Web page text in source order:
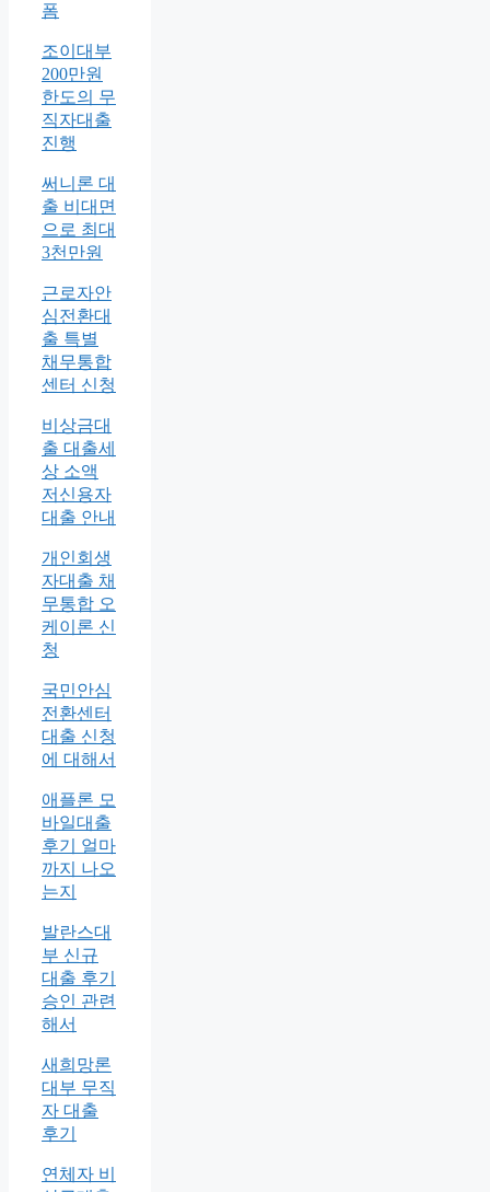
폼
조이대부
200만원
한도의 무
직자대출
진행
써니론 대
출 비대면
으로 최대
3천만원
근로자안
심전환대
출 특별
채무통합
센터 신청
비상금대
출 대출세
상 소액
저신용자
대출 안내
개인회생
자대출 채
무통합 오
케이론 신
청
국민안심
전환센터
대출 신청
에 대해서
애플론 모
바일대출
후기 얼마
까지 나오
는지
발란스대
부 신규
대출 후기
승인 관련
해서
새희망론
대부 무직
자 대출
후기
연체자 비